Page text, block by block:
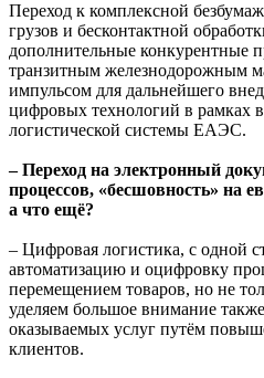
Переход к комплексной
грузов и бесконтактной
дополнительные конкурентные
транзитным железнодорожным
импульсом для дальнейшего
цифровых технологий в рамках
логистической системы ЕАЭС.
– Переход на электронный
процессов, «бесшовность» на
а что ещё?
– Цифровая логистика, с одной
автоматизацию и оцифровку
перемещением товаров, но не
уделяем большое внимание
оказываемых услуг путём
клиентов.